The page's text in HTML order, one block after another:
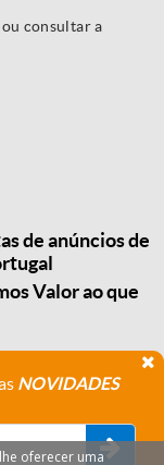
consultar a
de anúncios de
Valor ao que
NOVIDADES
oferecer uma